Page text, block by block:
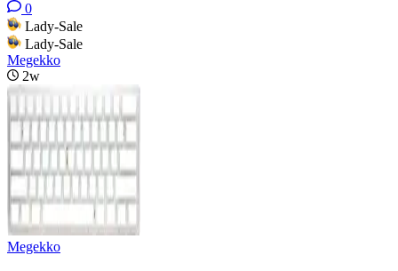
0
Lady-Sale
Lady-Sale
Megekko
2w
Megekko